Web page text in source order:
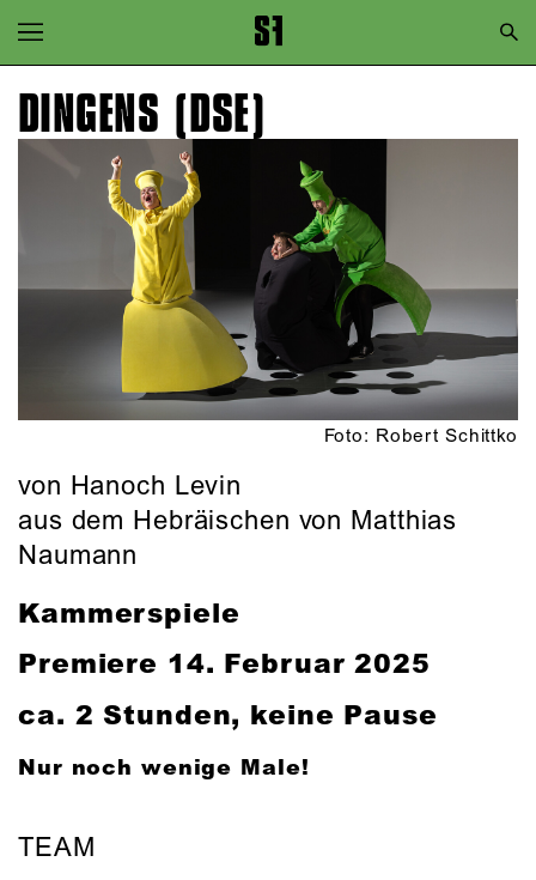
Zur Hauptnavigation springen
Zum Hauptinhalt springen
Zum Footer springen
DINGENS (DSE)
Foto: Robert Schittko
von Hanoch Levin
aus dem Hebräischen von Matthias
Naumann
Kammerspiele
Premiere 14. Februar 2025
ca. 2 Stunden, keine Pause
Nur noch wenige Male!
TEAM